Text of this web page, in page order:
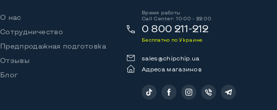
О нас
Сотрудничество
Предпродажная подготовка
Отзывы
Блог
Время работы
Call Center: 10:00 - 22:00
0 800 211-212
Бесплатно по Украине
sales@chipchip.ua
Адреса магазинов